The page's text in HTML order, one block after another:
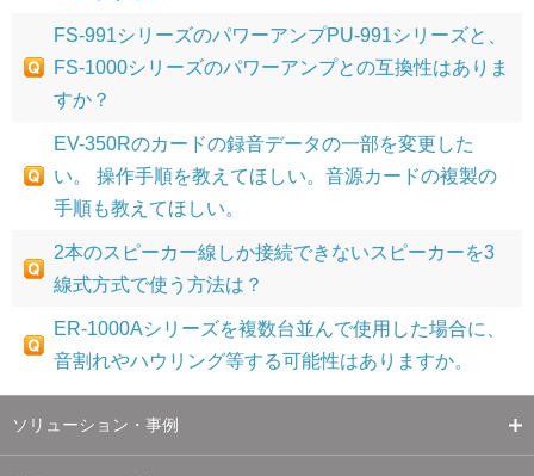
FS-991シリーズのパワーアンプPU-991シリーズと、
FS-1000シリーズのパワーアンプとの互換性はありま
すか？
EV-350Rのカードの録音データの一部を変更した
い。 操作手順を教えてほしい。音源カードの複製の
手順も教えてほしい。
2本のスピーカー線しか接続できないスピーカーを3
線式方式で使う方法は？
ER-1000Aシリーズを複数台並んで使用した場合に、
音割れやハウリング等する可能性はありますか。
ソリューション・事例